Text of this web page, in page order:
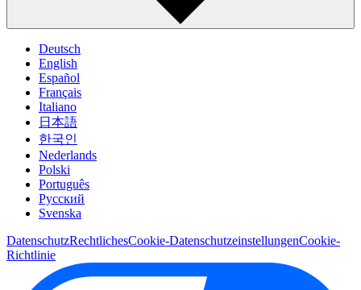
Deutsch
English
Español
Français
Italiano
日本語
한국인
Nederlands
Polski
Português
Pусский
Svenska
DatenschutzRechtlichesCookie-DatenschutzeinstellungenCookie-
Richtlinie